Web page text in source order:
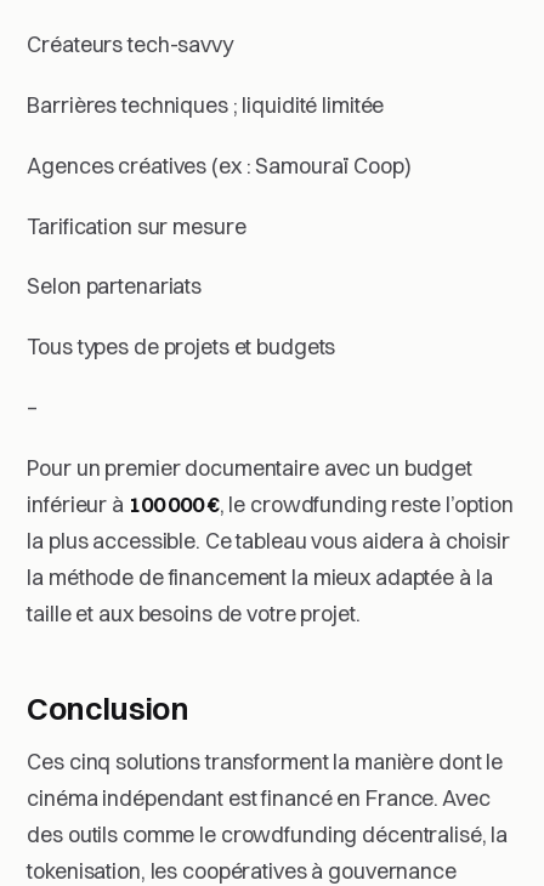
Créateurs tech-savvy
Barrières techniques ; liquidité limitée
Agences créatives (ex : Samouraï Coop)
Tarification sur mesure
Selon partenariats
Tous types de projets et budgets
–
Pour un premier documentaire avec un budget
inférieur à 100 000 €, le crowdfunding reste l’option
la plus accessible. Ce tableau vous aidera à choisir
la méthode de financement la mieux adaptée à la
taille et aux besoins de votre projet.
Conclusion
Ces cinq solutions transforment la manière dont le
cinéma indépendant est financé en France. Avec
des outils comme le crowdfunding décentralisé, la
tokenisation, les coopératives à gouvernance